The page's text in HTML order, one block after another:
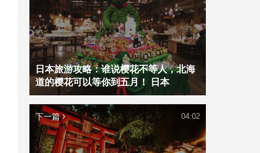
日本旅游攻略：谁说樱花不等人，北海
道的樱花可以等你到五月！ 日本
下一篇 04:02